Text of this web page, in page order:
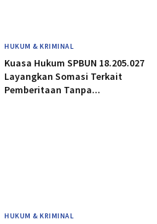
HUKUM & KRIMINAL
Kuasa Hukum SPBUN 18.205.027
Layangkan Somasi Terkait
Pemberitaan Tanpa...
HUKUM & KRIMINAL